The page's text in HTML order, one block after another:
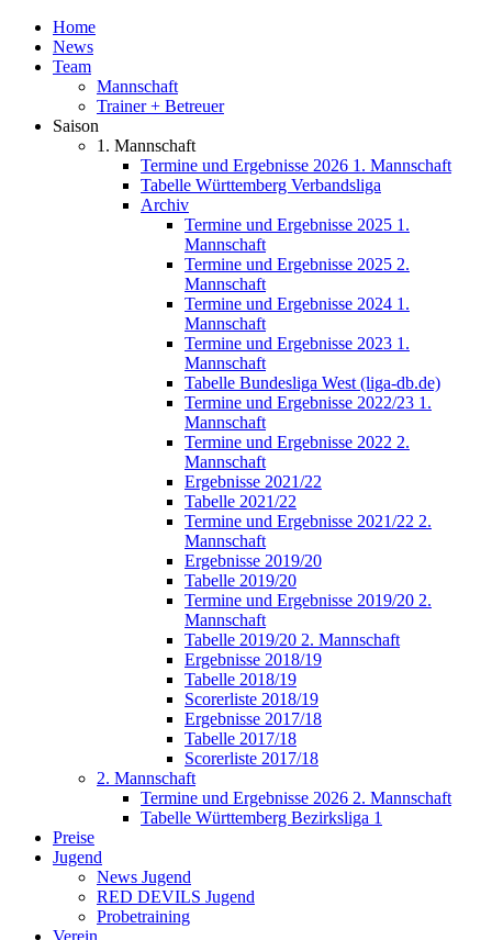
Home
News
Team
Mannschaft
Trainer + Betreuer
Saison
1. Mannschaft
Termine und Ergebnisse 2026 1. Mannschaft
Tabelle Württemberg Verbandsliga
Archiv
Termine und Ergebnisse 2025 1.
Mannschaft
Termine und Ergebnisse 2025 2.
Mannschaft
Termine und Ergebnisse 2024 1.
Mannschaft
Termine und Ergebnisse 2023 1.
Mannschaft
Tabelle Bundesliga West (liga-db.de)
Termine und Ergebnisse 2022/23 1.
Mannschaft
Termine und Ergebnisse 2022 2.
Mannschaft
Ergebnisse 2021/22
Tabelle 2021/22
Termine und Ergebnisse 2021/22 2.
Mannschaft
Ergebnisse 2019/20
Tabelle 2019/20
Termine und Ergebnisse 2019/20 2.
Mannschaft
Tabelle 2019/20 2. Mannschaft
Ergebnisse 2018/19
Tabelle 2018/19
Scorerliste 2018/19
Ergebnisse 2017/18
Tabelle 2017/18
Scorerliste 2017/18
2. Mannschaft
Termine und Ergebnisse 2026 2. Mannschaft
Tabelle Württemberg Bezirksliga 1
Preise
Jugend
News Jugend
RED DEVILS Jugend
Probetraining
Verein